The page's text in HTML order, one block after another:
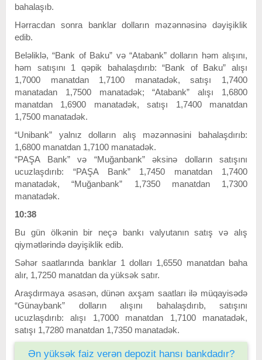
bahalaşıb.
Hərracdan sonra banklar dolların məzənnəsinə dəyişiklik
edib.
Beləliklə, “Bank of Baku” və “Atabank” dolların həm alışını,
həm satışını 1 qəpik bahalaşdırıb: “Bank of Baku” alışı
1,7000 manatdan 1,7100 manatadək, satışı 1,7400
manatadan 1,7500 manatadək; “Atabank” alışı 1,6800
manatdan 1,6900 manatadək, satışı 1,7400 manatdan
1,7500 manatadək.
“Unibank” yalnız dolların alış məzənnəsini bahalaşdırıb:
1,6800 manatdan 1,7100 manatadək.
“PAŞA Bank” və “Muğanbank” əksinə dolların satışını
ucuzlaşdırıb: “PAŞA Bank” 1,7450 manatdan 1,7400
manatadək, “Muğanbank” 1,7350 manatdan 1,7300
manatadək.
10:38
Bu gün ölkənin bir neçə bankı valyutanın satış və alış
qiymətlərində dəyişiklik edib.
Səhər saatlarında banklar 1 dolları 1,6550 manatdan baha
alır, 1,7250 manatdan da yüksək satır.
Araşdırmaya əsasən, dünən axşam saatları ilə müqayisədə
“Günaybank” dolların alışını bahalaşdırıb, satışını
ucuzlaşdırıb: alışı 1,7000 manatdan 1,7100 manatadək,
satışı 1,7280 manatdan 1,7350 manatadək.
Ən yüksək faiz verən depozit hansı bankdadır?